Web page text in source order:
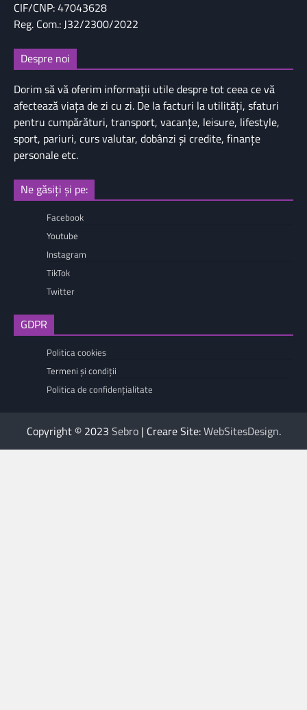
CIF/CNP: 47043628
Reg. Com.: J32/2300/2022
Despre noi
Dorim să vă oferim informaţii utile despre tot ceea ce vă
afectează viaţa de zi cu zi. De la facturi la utilităţi, sfaturi
pentru cumpărături, transport, vacanţe, leisure, lifestyle,
sport, pariuri, curs valutar, dobânzi şi credite, finanţe
personale etc.
Ne găsiți și pe:
Facebook
Youtube
Instagram
TikTok
Twitter
GDPR
Politica cookies
Termeni și condiții
Politica de confidențialitate
Copyright © 2023 Sebro| Creare Site:WebSitesDesign.